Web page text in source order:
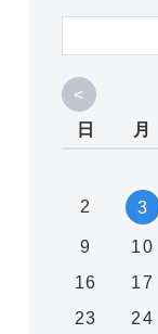
<
日
月
2 3
9 10
16
17
23
24